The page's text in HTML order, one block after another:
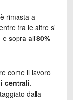
rimasta a
tra le altre si
e sopra all’80%
come il lavoro
centrali.
dalla